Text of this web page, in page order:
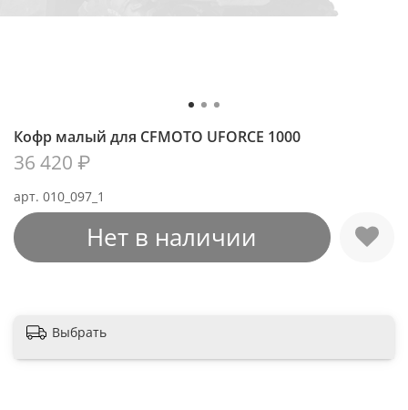
арт. 010_097_1
Кофр малый для CFMOTO UFORCE 1000
36 420 ₽
Нет в наличии
Выбрать